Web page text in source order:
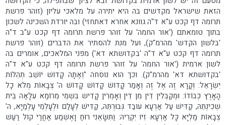
הזאת שישראל מקדשים בה היא יתירה על מלאכי עליון (זוהר פרשת
תרומה דף קכט ע"א ד"ה גוונא אחרא דאתחזי) ובה יורדת השכינה לשכון
בתוך טומאתם ('אור החמה' על זוהר פרשת תרומה דף קכט ע"ב ד"ה
'בלשון הקדש' מהרמ"ק), ועל מנת להסתיר את הדברים (זוהר פרשת
תרומה דף קכט ע"א ד"ה 'בקדושתא דא') מפני המלאכים, אומרים בה
לשון ארמית ('אור החמה' על זוהר פרשת תרומה דף קכט ע"א ד"ה
'בקדושתא דא' מהרמ"ק). וכך הוא נוסחה "וְאַתָּה קָדוֹשׁ יוֹשֵׁב תְּהִלּוֹת
יִשְׂרָאֵל: וְקָרָא זֶה אֶל זֶה וְאָמַר קָדוֹשׁ קָדוֹשׁ קָדוֹשׁ ה' צְבָאוֹת מְלֹא כָל
הָאָרֶץ כְּבוֹדוֹ: וּמְקַבְּלִין דֵין מִן דֵין וְאָמְרִין קָדִיש בִּשְמֵי מֵרוֹמַא עִלָאַה בֵּית
שְכִינְתֵּהּ, קַדִּישׁ עַל אַרְעָא עובַד גְּבוּרְתֵּהּ, קַדִּישׁ לְעָלַם וּלְעָלְמֵי עָלְמַיָּא, ה'
צְבָאוֹת מַלְיָא כָּל אַרְעָא זִיו יִקְרֵיהּ: וַתִּשָּׂאֵנִי רוּחַ וָאֶשְׁמַע אַחֲרַי קוֹל רַעַשׁ